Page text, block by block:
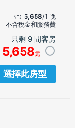
5,658/1 晚
不含稅金和服務費
只剩 9 間客房
5,658元
選擇此房型